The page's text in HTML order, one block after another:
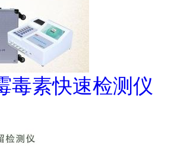
毒素快速检测仪